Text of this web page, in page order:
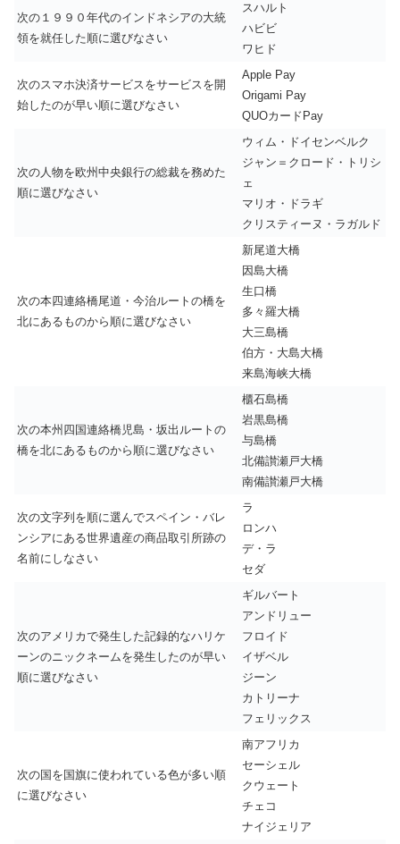
次の１９９０年代のインドネシアの大統
領を就任した順に選びなさい
スハルト
ハビビ
ワヒド
次のスマホ決済サービスをサービスを開
始したのが早い順に選びなさい
Apple Pay
Origami Pay
QUOカードPay
次の人物を欧州中央銀行の総裁を務めた
順に選びなさい
ウィム・ドイセンベルク
ジャン＝クロード・トリシ
ェ
マリオ・ドラギ
クリスティーヌ・ラガルド
次の本四連絡橋尾道・今治ルートの橋を
北にあるものから順に選びなさい
新尾道大橋
因島大橋
生口橋
多々羅大橋
大三島橋
伯方・大島大橋
来島海峡大橋
次の本州四国連絡橋児島・坂出ルートの
橋を北にあるものから順に選びなさい
櫃石島橋
岩黒島橋
与島橋
北備讃瀬戸大橋
南備讃瀬戸大橋
次の文字列を順に選んでスペイン・バレ
ンシアにある世界遺産の商品取引所跡の
名前にしなさい
ラ
ロンハ
デ・ラ
セダ
次のアメリカで発生した記録的なハリケ
ーンのニックネームを発生したのが早い
順に選びなさい
ギルバート
アンドリュー
フロイド
イザベル
ジーン
カトリーナ
フェリックス
次の国を国旗に使われている色が多い順
に選びなさい
南アフリカ
セーシェル
クウェート
チェコ
ナイジェリア